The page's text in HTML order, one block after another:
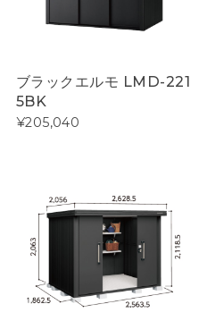
ブラックエルモ LMD-221
5BK
¥205,040